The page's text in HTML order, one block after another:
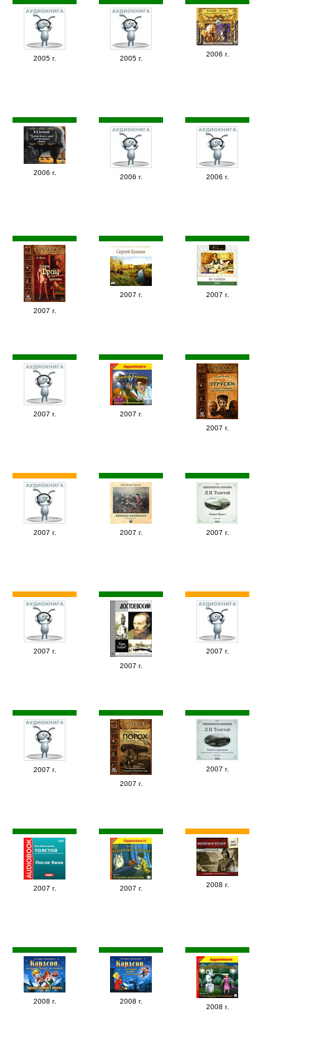
2005 г. 2005 г.
2006 г.
2006 г.
2006 г. 2006 г.
2007 г.
2007 г. 2007 г.
2007 г.
2007 г.
2007 г.
2007 г. 2007 г. 2007 г.
2007 г.
2007 г.
2007 г.
2007 г.
2007 г.
2007 г.
2007 г. 2007 г. 2008 г.
2008 г. 2008 г.
2008 г.